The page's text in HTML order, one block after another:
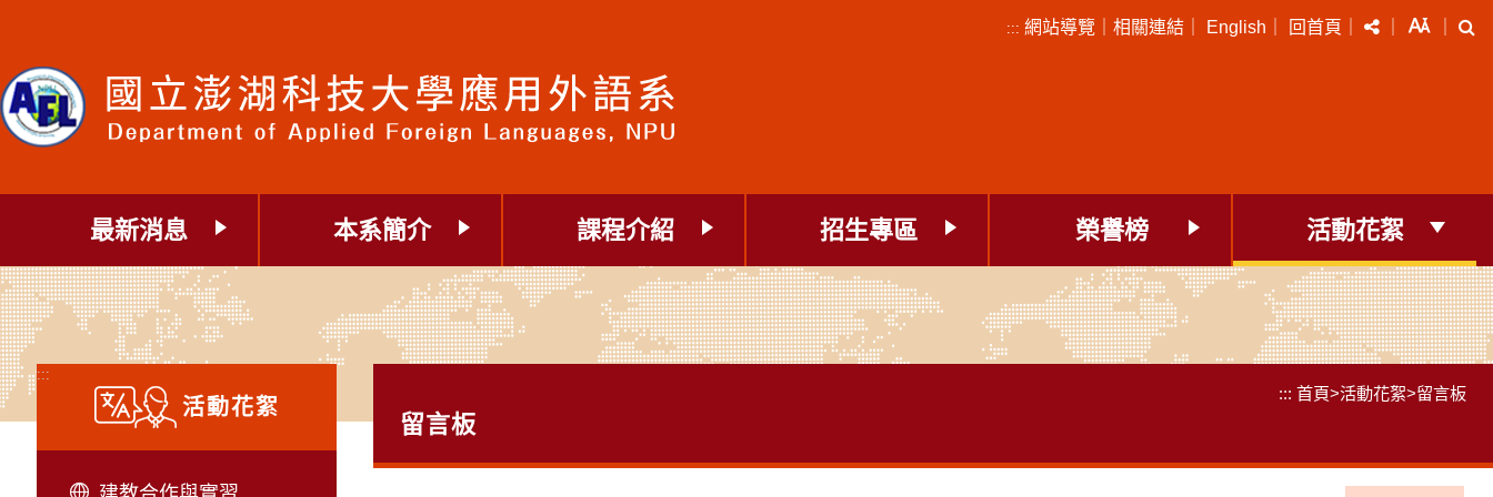
要
內
容
塊
::: 網站導覽 相關連結 English 回首頁 分享 字級
最新消息 本系簡介 課程介紹 招生專區 榮譽榜 活動花絮
:::
活動花絮
::: 首頁>活動花絮>留言板
留言板